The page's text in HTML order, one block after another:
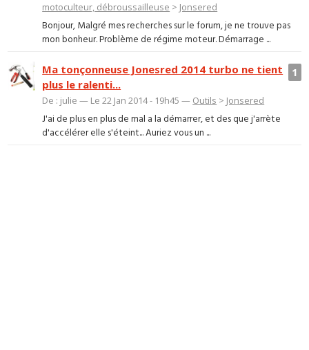
motoculteur, débroussailleuse > Jonsered
Bonjour, Malgré mes recherches sur le forum, je ne trouve pas
mon bonheur. Problème de régime moteur. Démarrage ...
1
Ma tonçonneuse Jonesred 2014 turbo ne tient
plus le ralenti...
De : julie — Le 22 Jan 2014 - 19h45 — Outils > Jonsered
J'ai de plus en plus de mal a la démarrer, et des que j'arrète
d'accélérer elle s'éteint... Auriez vous un ...